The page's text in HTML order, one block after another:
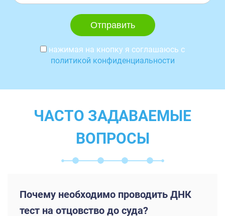
нажимая на кнопку я соглашаюсь с
политикой конфиденциальности
ЧАСТО ЗАДАВАЕМЫЕ
ВОПРОСЫ
Почему необходимо проводить ДНК
тест на отцовство до суда?